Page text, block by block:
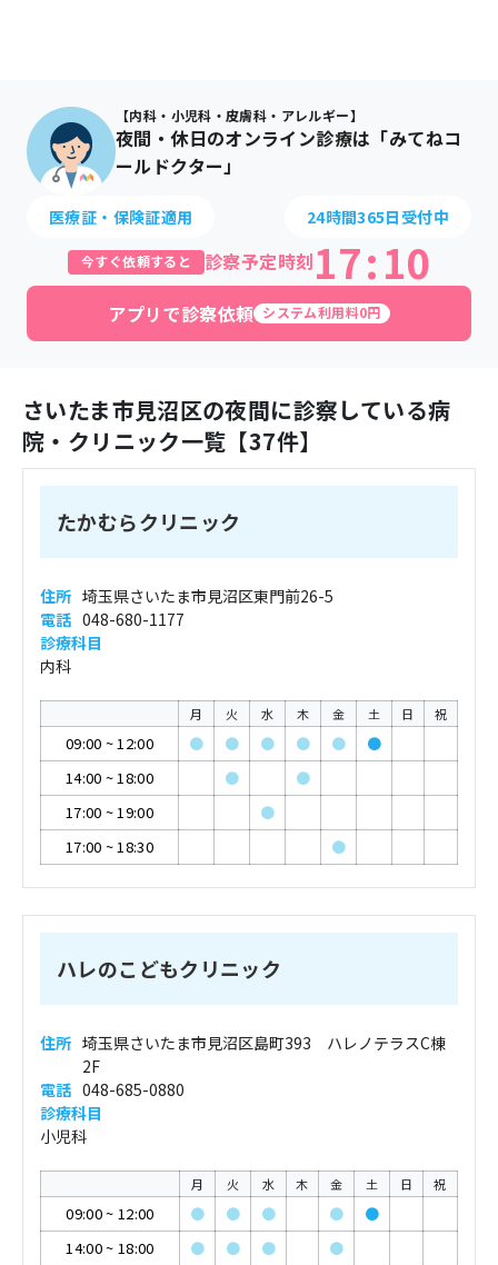
【内科・小児科・皮膚科・アレルギー】
夜間・休日のオンライン診療は「みてねコ
ールドクター」
医療証・保険証適用 24時間365日受付中
今すぐ依頼すると 診察予定時刻17:10
アプリで診察依頼 システム利用料0円
さいたま市見沼区の夜間に診察している病
院・クリニック一覧【37件】
たかむらクリニック
住所 埼玉県さいたま市見沼区東門前26-5
電話 048-680-1177
診療科目
内科
月 火 水 木 金 土 日 祝
09:00 ~12:00 ● ● ● ● ●
●
14:00 ~18:00 ●
●
17:00 ~19:00
●
17:00 ~18:30 ●
ハレのこどもクリニック
住所 埼玉県さいたま市見沼区島町393 ハレノテラスC棟
2F
電話 048-685-0880
診療科目
小児科
月 火 水 木 金 土 日 祝
09:00~ 12:00 ● ● ● ●
●
14:00~ 18:00 ● ● ● ●